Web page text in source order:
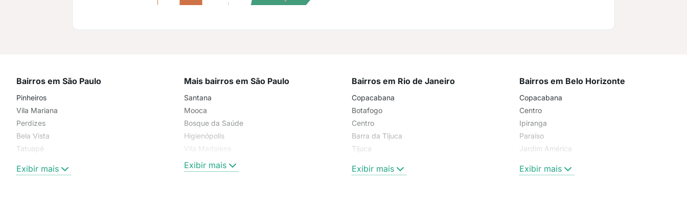
Bairros em São Paulo
Pinheiros
Vila Mariana
Perdizes
Bela Vista
Tatuapé
Centro
Exibir mais
Mais bairros em São Paulo
Santana
Mooca
Bosque da Saúde
Higienópolis
Vila Madalena
Exibir mais
Bairros em Rio de Janeiro
Copacabana
Botafogo
Centro
Barra da Tijuca
Tijuca
Ipanema
Exibir mais
Bairros em Belo Horizonte
Copacabana
Centro
Ipiranga
Paraíso
Jardim América
Santa Cecília
Exibir mais